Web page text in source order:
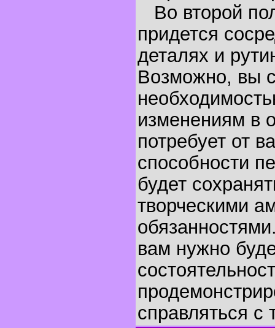
Во второй
придется
деталях и
Возможно, вы
изменениям в
потребует от
способности
будет
творческими
вам нужно
справляться с